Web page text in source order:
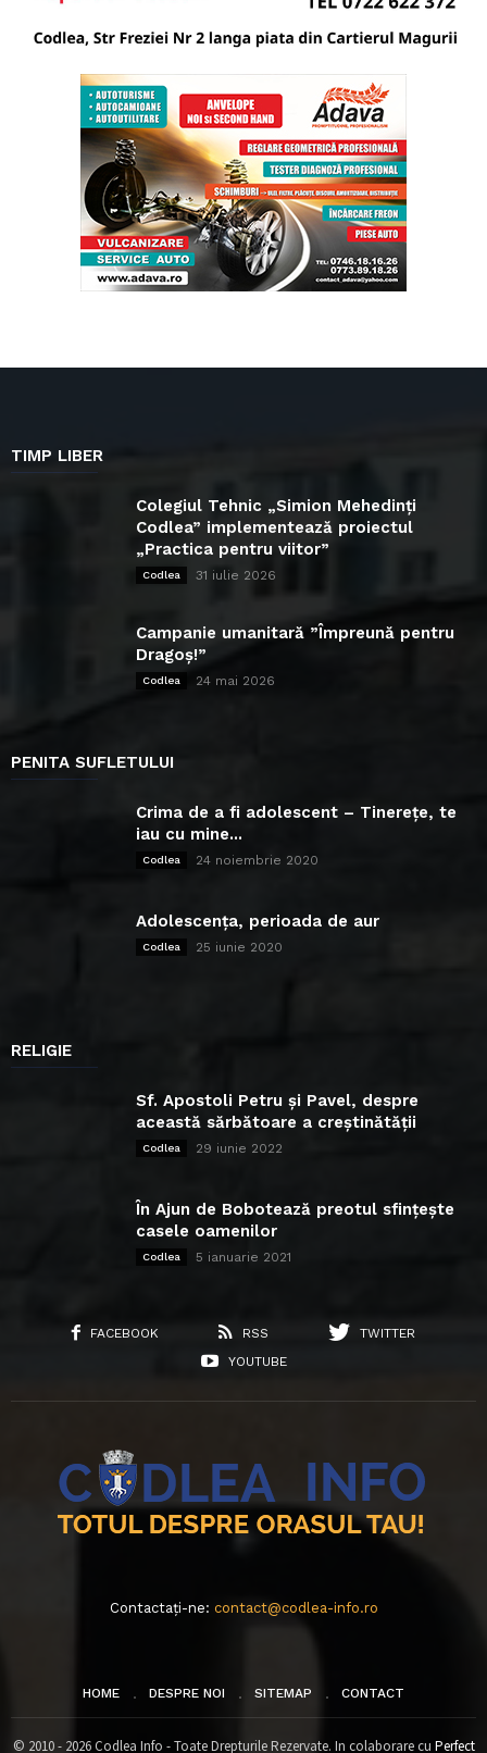
TIMP LIBER
Colegiul Tehnic „Simion Mehedinți
Codlea” implementează proiectul
„Practica pentru viitor”
Codlea 31 iulie 2026
Campanie umanitară ”Împreună pentru
Dragoș!”
Codlea 24 mai 2026
PENITA SUFLETULUI
Crima de a fi adolescent – Tinerețe, te
iau cu mine...
Codlea 24 noiembrie 2020
Adolescența, perioada de aur
Codlea 25 iunie 2020
RELIGIE
Sf. Apostoli Petru și Pavel, despre
această sărbătoare a creștinătății
Codlea 29 iunie 2022
În Ajun de Bobotează preotul sfințește
casele oamenilor
Codlea 5 ianuarie 2021
FACEBOOK RSS
TWITTER
YOUTUBE
Contactați-ne: contact@codlea-info.ro
HOME DESPRE NOI SITEMAP CONTACT
© 2010 - 2026 Codlea Info - Toate Drepturile Rezervate. In colaborare cu Perfect